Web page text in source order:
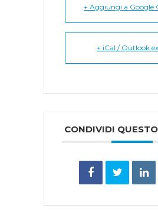
+ Aggiungi a Google
+ iCal / Outlook
CONDIVIDI